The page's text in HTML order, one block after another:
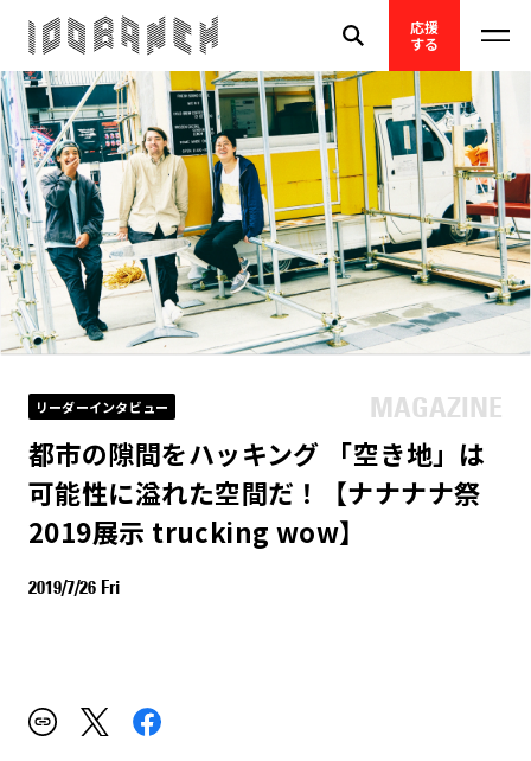
応援
する
リーダーインタビュー
都市の隙間をハッキング 「空き地」は
可能性に溢れた空間だ！【ナナナナ祭
2019展示 trucking wow】
2019/7/26 Fri